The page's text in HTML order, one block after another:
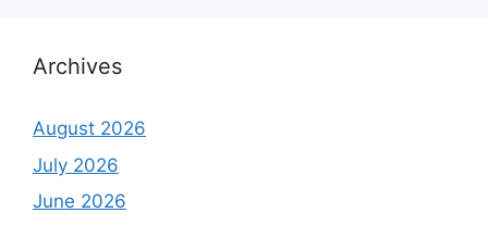
Archives
August 2026
July 2026
June 2026